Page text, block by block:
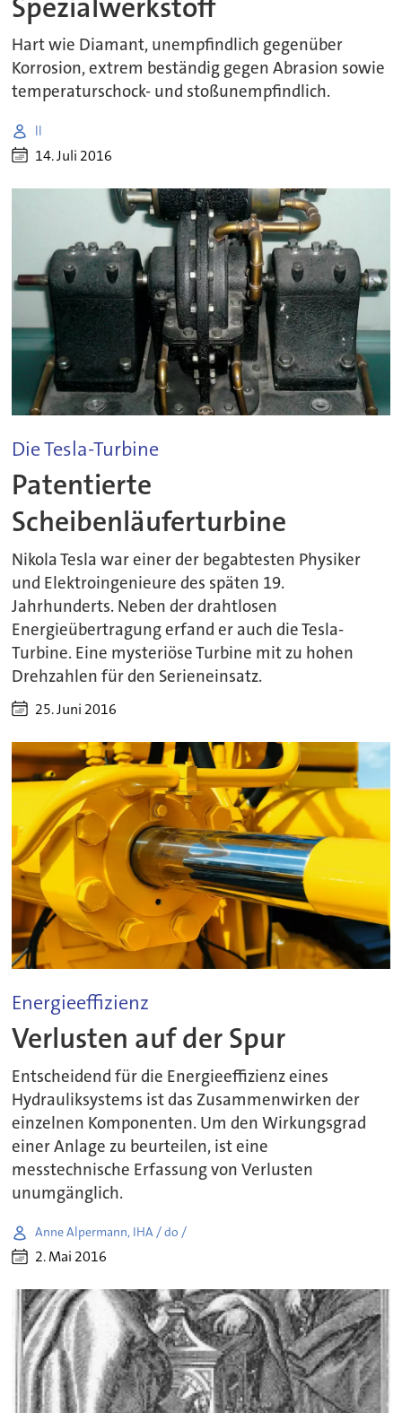
Hart wie Diamant, unempfindlich gegenüber
Korrosion, extrem beständig gegen Abrasion sowie
temperaturschock- und stoßunempfindlich.
ll
14. Juli 2016
Die Tesla-Turbine
Patentierte
Scheibenläuferturbine
Nikola Tesla war einer der begabtesten Physiker
und Elektroingenieure des späten 19.
Jahrhunderts. Neben der drahtlosen
Energieübertragung erfand er auch die Tesla-
Turbine. Eine mysteriöse Turbine mit zu hohen
Drehzahlen für den Serieneinsatz.
25. Juni 2016
Energieeffizienz
Verlusten auf der Spur
Entscheidend für die Energieeffizienz eines
Hydrauliksystems ist das Zusammenwirken der
einzelnen Komponenten. Um den Wirkungsgrad
einer Anlage zu beurteilen, ist eine
messtechnische Erfassung von Verlusten
unumgänglich.
Anne Alpermann, IHA / do /
2. Mai 2016